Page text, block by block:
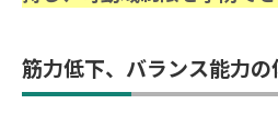
筋力低下、バランス能力の